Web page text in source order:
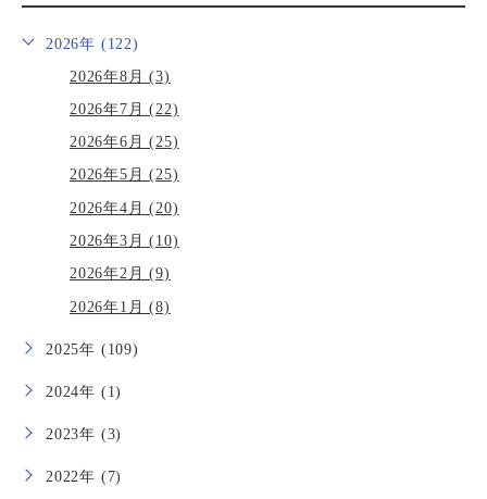
2026年 (122)
2026年8月 (3)
2026年7月 (22)
2026年6月 (25)
2026年5月 (25)
2026年4月 (20)
2026年3月 (10)
2026年2月 (9)
2026年1月 (8)
2025年 (109)
2024年 (1)
2023年 (3)
2022年 (7)